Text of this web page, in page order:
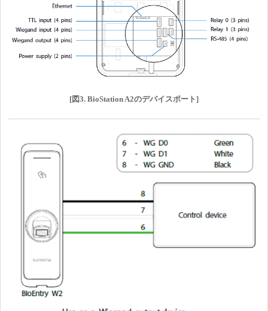
[図3. BioStation A2のデバイスポート]